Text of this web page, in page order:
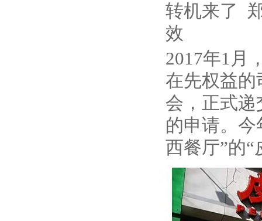
转机来了
效
2017年1月
在先权益的
会，正式递
的申请。
西餐厅”的“